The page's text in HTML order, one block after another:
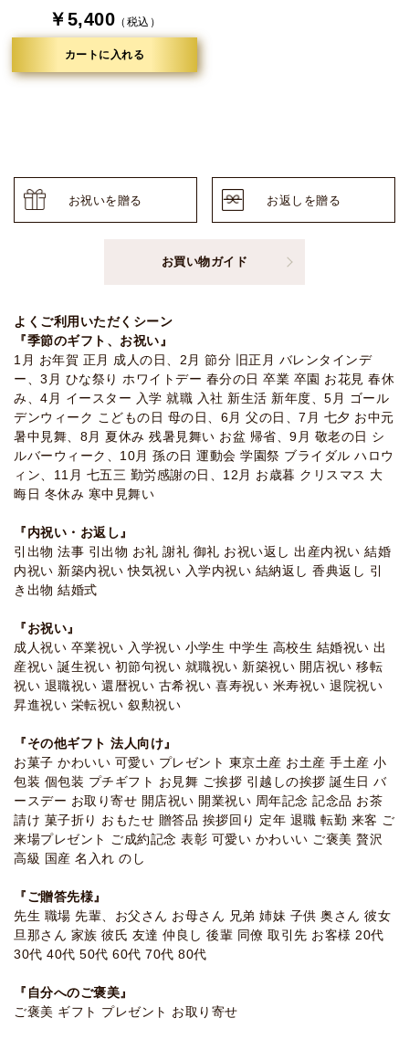
￥5,400 （税込）
カートに入れる
お祝いを贈る お返しを贈る
お買い物ガイド
よくご利用いただくシーン
『季節のギフト、お祝い』
1月 お年賀 正月 成人の日、2月 節分 旧正月 バレンタインデ
ー、3月 ひな祭り ホワイトデー 春分の日 卒業 卒園 お花見 春休
み、4月 イースター 入学 就職 入社 新生活 新年度、5月 ゴール
デンウィーク こどもの日 母の日、6月 父の日、7月 七夕 お中元
暑中見舞、8月 夏休み 残暑見舞い お盆 帰省、9月 敬老の日 シ
ルバーウィーク、10月 孫の日 運動会 学園祭 ブライダル ハロウ
ィン、11月 七五三 勤労感謝の日、12月 お歳暮 クリスマス 大
晦日 冬休み 寒中見舞い
『内祝い・お返し』
引出物 法事 引出物 お礼 謝礼 御礼 お祝い返し 出産内祝い 結婚
内祝い 新築内祝い 快気祝い 入学内祝い 結納返し 香典返し 引
き出物 結婚式
『お祝い』
成人祝い 卒業祝い 入学祝い 小学生 中学生 高校生 結婚祝い 出
産祝い 誕生祝い 初節句祝い 就職祝い 新築祝い 開店祝い 移転
祝い 退職祝い 還暦祝い 古希祝い 喜寿祝い 米寿祝い 退院祝い
昇進祝い 栄転祝い 叙勲祝い
『その他ギフト 法人向け』
お菓子 かわいい 可愛い プレゼント 東京土産 お土産 手土産 小
包装 個包装 プチギフト お見舞 ご挨拶 引越しの挨拶 誕生日 バ
ースデー お取り寄せ 開店祝い 開業祝い 周年記念 記念品 お茶
請け 菓子折り おもたせ 贈答品 挨拶回り 定年 退職 転勤 来客 ご
来場プレゼント ご成約記念 表彰 可愛い かわいい ご褒美 贅沢
高級 国産 名入れ のし
『ご贈答先様』
先生 職場 先輩、お父さん お母さん 兄弟 姉妹 子供 奥さん 彼女
旦那さん 家族 彼氏 友達 仲良し 後輩 同僚 取引先 お客様 20代
30代 40代 50代 60代 70代 80代
『自分へのご褒美』
ご褒美 ギフト プレゼント お取り寄せ